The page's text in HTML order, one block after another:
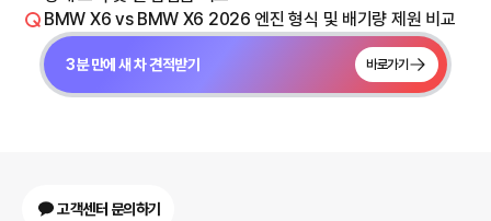
BMW X6 vs BMW X6 2026 엔진 형식 및 배기량 제원 비교
3분 만에 새 차 견적받기 바로가기
고객센터 문의하기